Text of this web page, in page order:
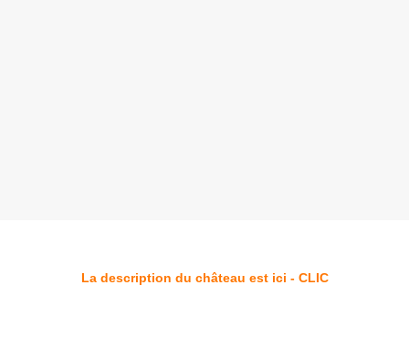
La description du château est ici - CLIC